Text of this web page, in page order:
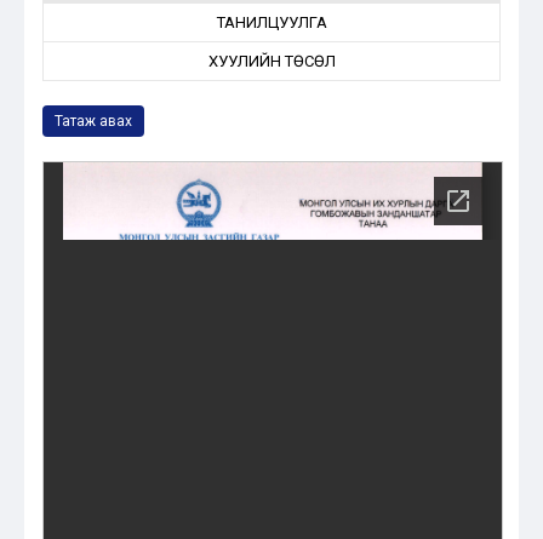
ТАНИЛЦУУЛГА
ХУУЛИЙН ТӨСӨЛ
Татаж авах